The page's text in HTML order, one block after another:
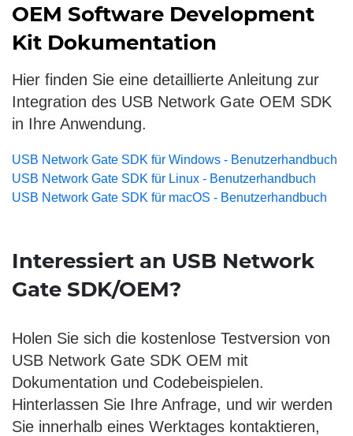
OEM Software Development
Kit Dokumentation
Hier finden Sie eine detaillierte Anleitung zur
Integration des USB Network Gate OEM SDK
in Ihre Anwendung.
USB Network Gate SDK für Windows - Benutzerhandbuch
USB Network Gate SDK für Linux - Benutzerhandbuch
USB Network Gate SDK für macOS - Benutzerhandbuch
Interessiert an USB Network
Gate SDK/OEM?
Holen Sie sich die kostenlose Testversion von
USB Network Gate SDK OEM mit
Dokumentation und Codebeispielen.
Hinterlassen Sie Ihre Anfrage, und wir werden
Sie innerhalb eines Werktages kontaktieren,